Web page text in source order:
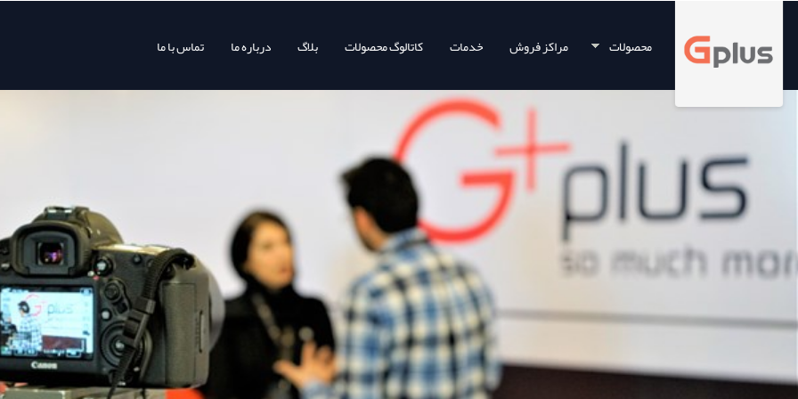
محصولات مراکز فروش خدمات کاتالوگ محصولات بلاگ درباره ما تماس با ما